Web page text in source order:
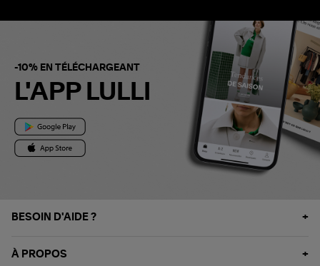
-10% EN TÉLÉCHARGEANT
L'APP LULLI
BESOIN D'AIDE ?
À PROPOS